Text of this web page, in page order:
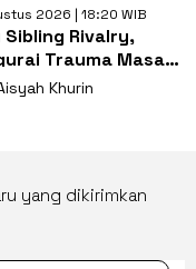
2026 | 18:20 WIB
Sibling Rivalry,
Trauma Masa
Persaingan
Khurin
yang dikirimkan